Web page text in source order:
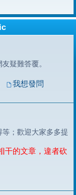
疑難答覆。
我想發問
；歡迎大家多多提
干的文章，違者砍